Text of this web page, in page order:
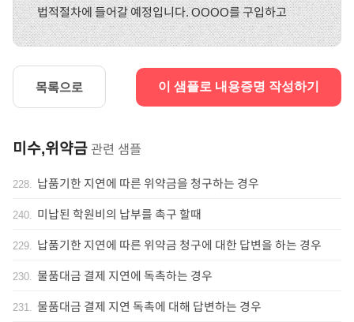
법적절차에 들어갈 예정입니다. OOOO를 구입하고
목록으로 이 샘플로 내용증명 작성하기
미수,위약금 관련 샘플
228. 납품기한 지연에 따른 위약금을 청구하는 경우
240. 미납된 학원비의 납부를 촉구 할때
229. 납품기한 지연에 따른 위약금 청구에 대한 답변을 하는 경우
230. 물품대금 결제 지연에 독촉하는 경우
231. 물품대금 결제 지연 독촉에 대해 답변하는 경우